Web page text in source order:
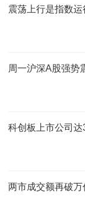
震荡上行是指数
周一沪深A股强势
科创板上市公司
两市成交额再破